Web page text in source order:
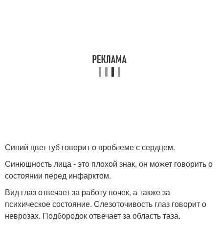
Синий цвет губ говорит о проблеме с сердцем.
Синюшность лица - это плохой знак, он может говорить о
состоянии перед инфарктом.
Вид глаз отвечает за работу почек, а также за
психическое состояние. Слезоточивость глаз говорит о
неврозах. Подбородок отвечает за область таза.